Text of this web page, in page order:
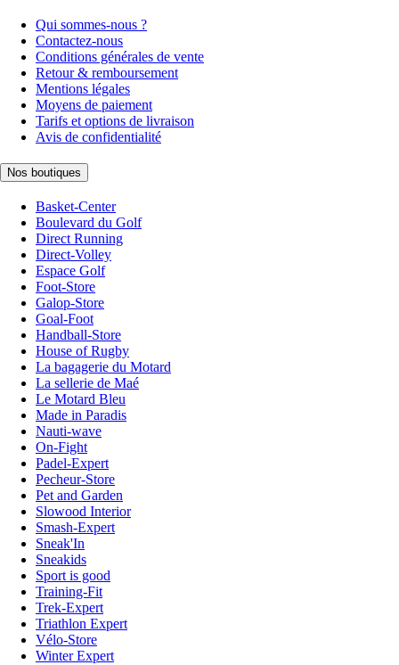
Qui sommes-nous ?
Contactez-nous
Conditions générales de vente
Retour & remboursement
Mentions légales
Moyens de paiement
Tarifs et options de livraison
Avis de confidentialité
Nos boutiques
Basket-Center
Boulevard du Golf
Direct Running
Direct-Volley
Espace Golf
Foot-Store
Galop-Store
Goal-Foot
Handball-Store
House of Rugby
La bagagerie du Motard
La sellerie de Maé
Le Motard Bleu
Made in Paradis
Nauti-wave
On-Fight
Padel-Expert
Pecheur-Store
Pet and Garden
Slowood Interior
Smash-Expert
Sneak'In
Sneakids
Sport is good
Training-Fit
Trek-Expert
Triathlon Expert
Vélo-Store
Winter Expert